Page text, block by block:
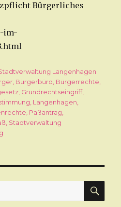
Bürgerliches
im-
Langenhagen
, Bürgerbüro, Bürgerrechte,
, Grundrechtseingriff,
, Langenhagen,
, Paßantrag,
, Stadtverwaltung